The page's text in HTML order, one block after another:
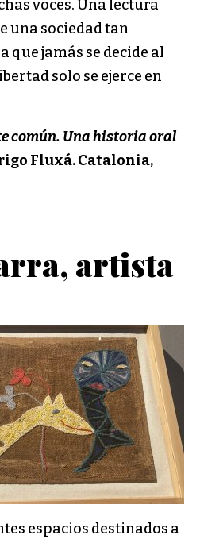
voces. Una lectura
una sociedad tan
que jamás se decide al
solo se ejerce en
común. Una historia oral
Fluxá. Catalonia,
artista
espacios destinados a